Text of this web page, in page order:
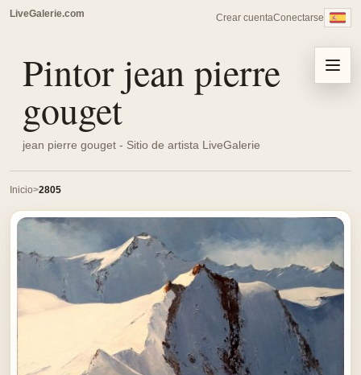
LiveGalerie.com Crear cuentaConectarse
Pintor jean pierre
gouget
jean pierre gouget - Sitio de artista LiveGalerie
Menu
Inicio 2805